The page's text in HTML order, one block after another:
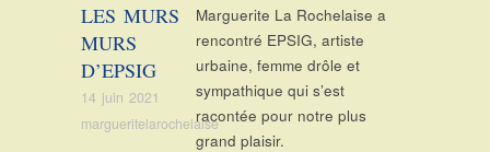
LES MURS
MURS
D’EPSIG
14 juin 2021
margueritelarochelaise
Marguerite La Rochelaise a
rencontré EPSIG, artiste
urbaine, femme drôle et
sympathique qui s’est
racontée pour notre plus
grand plaisir.